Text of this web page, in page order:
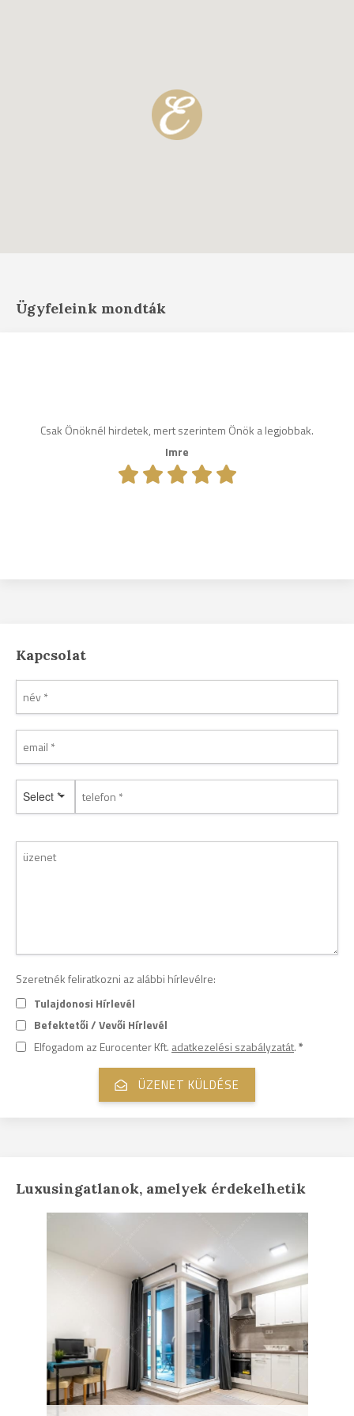
Ügyfeleink mondták
Csak Önöknél hirdetek, mert szerintem Önök a legjobbak.
Imre
Kapcsolat
Select *
Szeretnék feliratkozni az alábbi hírlevélre:
Tulajdonosi Hírlevél
Befektetői / Vevői Hírlevél
Elfogadom az Eurocenter Kft. adatkezelési szabályzatát.*
Luxusingatlanok, amelyek érdekelhetik